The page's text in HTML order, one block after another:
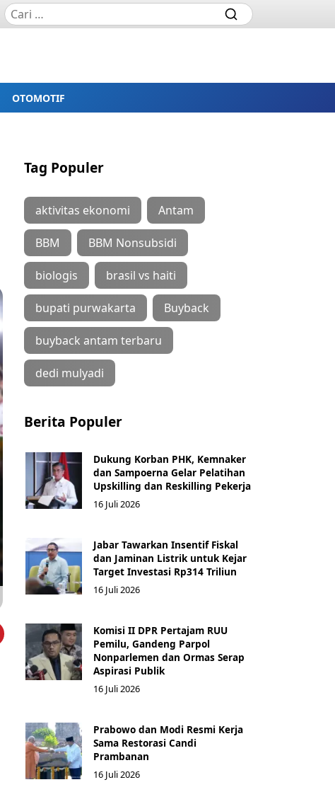
OTOMOTIF
Tag Populer
aktivitas ekonomi Antam
BBM BBM Nonsubsidi
biologis brasil vs haiti
bupati purwakarta Buyback
buyback antam terbaru
dedi mulyadi
Berita Populer
Dukung Korban PHK, Kemnaker
dan Sampoerna Gelar Pelatihan
Upskilling dan Reskilling Pekerja
16 Juli 2026
Jabar Tawarkan Insentif Fiskal
dan Jaminan Listrik untuk Kejar
Target Investasi Rp314 Triliun
16 Juli 2026
Komisi II DPR Pertajam RUU
Pemilu, Gandeng Parpol
Nonparlemen dan Ormas Serap
Aspirasi Publik
16 Juli 2026
Prabowo dan Modi Resmi Kerja
Sama Restorasi Candi
Prambanan
16 Juli 2026